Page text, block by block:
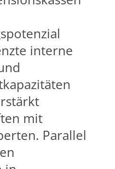
interne
mit
Parallel